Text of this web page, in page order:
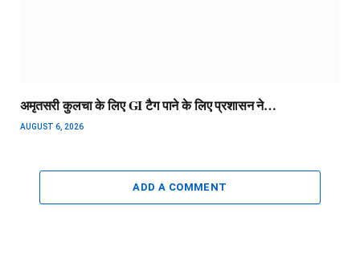
अमृतसरी कुलचा के लिए GI टैग पाने के लिए प्रशासन ने…
AUGUST 6, 2026
ADD A COMMENT